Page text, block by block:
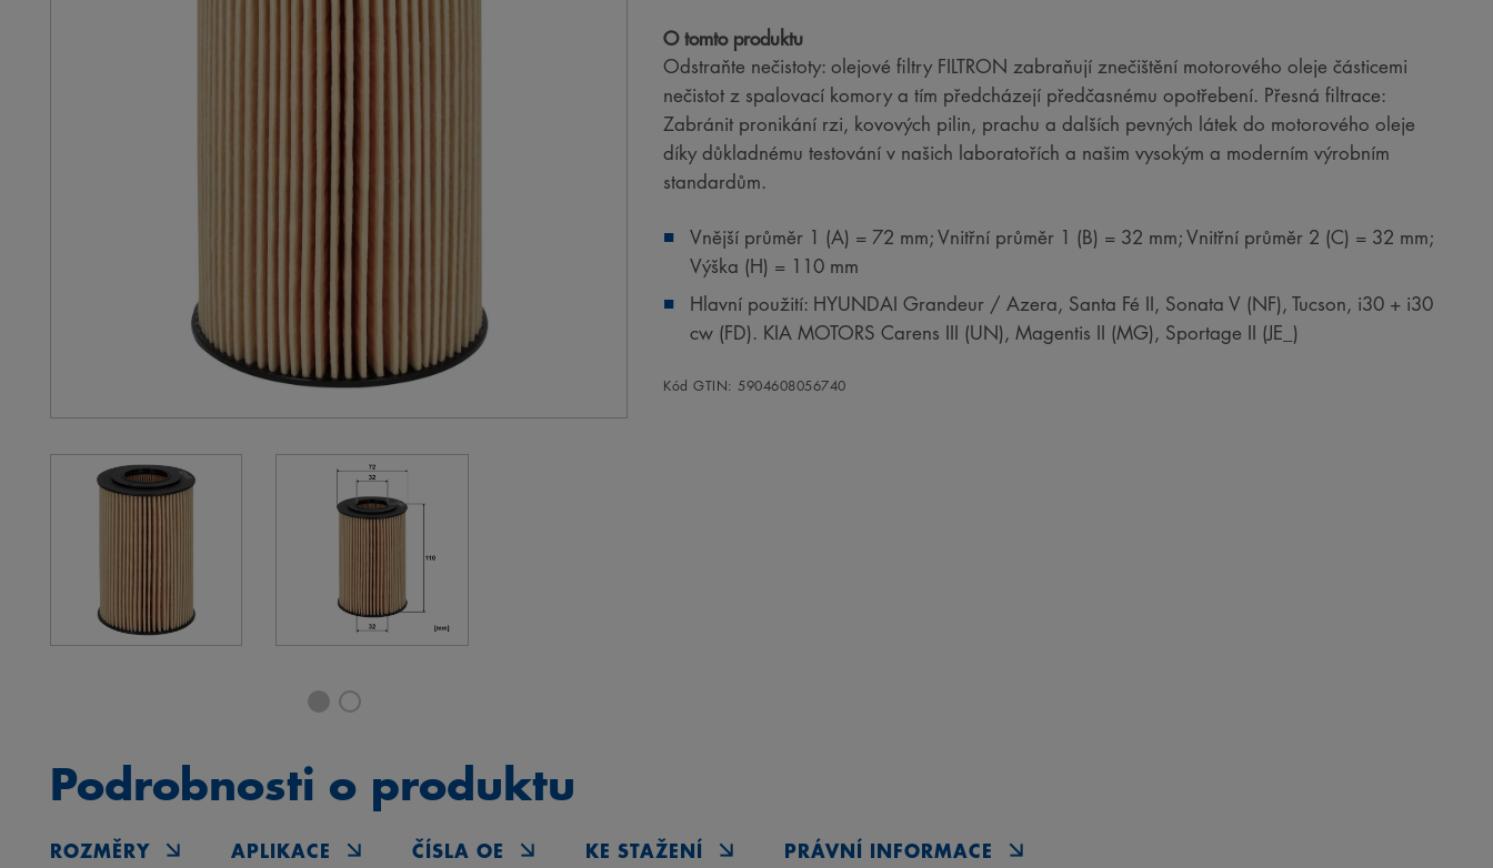
O tomto produktu
Odstraňte nečistoty: olejové filtry FILTRON zabraňují znečištění motorového oleje částicemi
nečistot z spalovací komory a tím předcházejí předčasnému opotřebení. Přesná filtrace:
Zabránit pronikání rzi, kovových pilin, prachu a dalších pevných látek do motorového oleje
díky důkladnému testování v našich laboratořích a našim vysokým a moderním výrobním
standardům.
Vnější průměr 1 (A) = 72 mm; Vnitřní průměr 1 (B) = 32 mm; Vnitřní průměr 2 (C) = 32 mm;
Výška (H) = 110 mm
Hlavní použití: HYUNDAI Grandeur / Azera, Santa Fé II, Sonata V (NF), Tucson, i30 + i30
cw (FD). KIA MOTORS Carens III (UN), Magentis II (MG), Sportage II (JE_)
Kód GTIN: 5904608056740
Podrobnosti o produktu
ROZMĚRY APLIKACE ČÍSLA OE KE STAŽENÍ PRÁVNÍ INFORMACE